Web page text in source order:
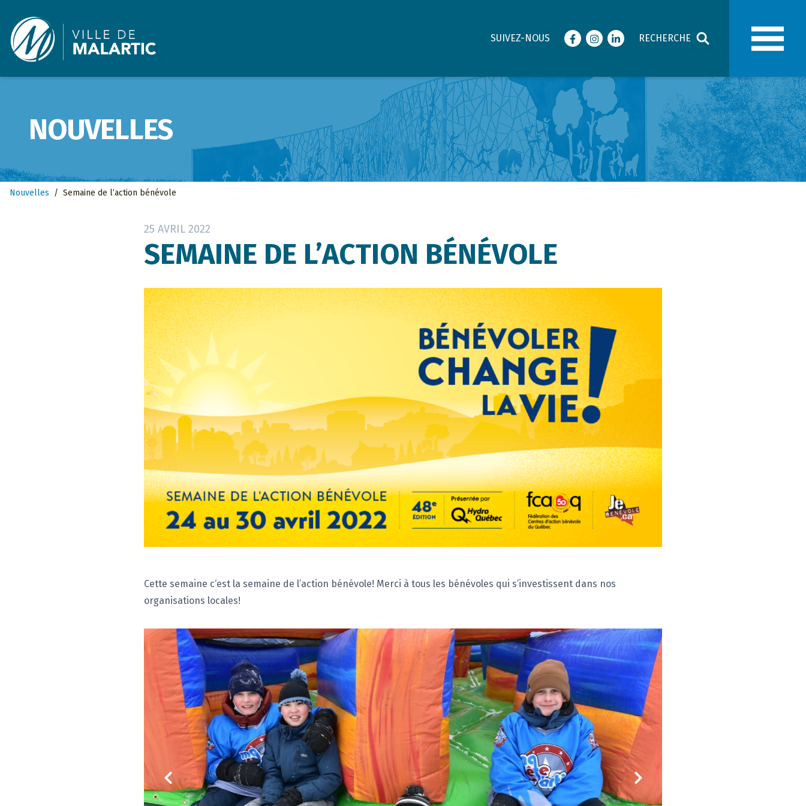
Ville de Malartic
SUIVEZ-NOUS
FacebookInstagramLinkedInRECHERCHE
NOUVELLES
Nouvelles / Semaine de l’action bénévole
25 AVRIL 2022
SEMAINE DE L’ACTION BÉNÉVOLE
Cette semaine c‘est la semaine de l’action bénévole! Merci à tous les bénévoles qui s’investissent dans nos
organisations locales!